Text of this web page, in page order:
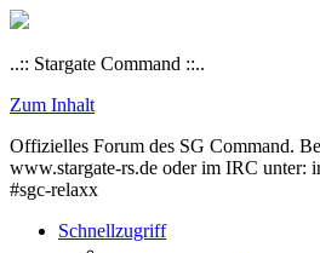
..:: Stargate Command ::..
Zum Inhalt
Offizielles Forum des SG Command.
www.stargate-rs.de oder im IRC unter:
#sgc-relaxx
Schnellzugriff